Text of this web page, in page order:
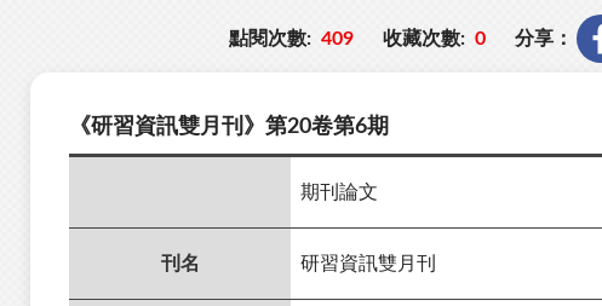
點閱次數: 409 收藏次數: 0 分享：
《研習資訊雙月刊》第20卷第6期
期刊論文
刊名 研習資訊雙月刊